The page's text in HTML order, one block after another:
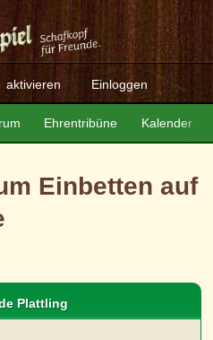
aktivieren Einloggen
Ehrentribüne Kalender
Einbetten auf
Plattling